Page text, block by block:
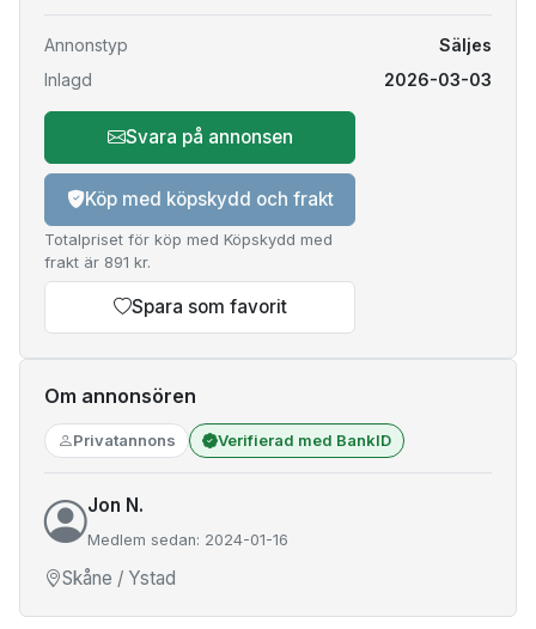
Annonstyp
Säljes
Inlagd
2026-03-03
Svara på annonsen
Köp med köpskydd och frakt
Totalpriset för köp med Köpskydd med
frakt är 891 kr.
Spara som favorit
Om annonsören
Privatannons Verifierad med BankID
Jon N.
Medlem sedan: 2024-01-16
Skåne / Ystad